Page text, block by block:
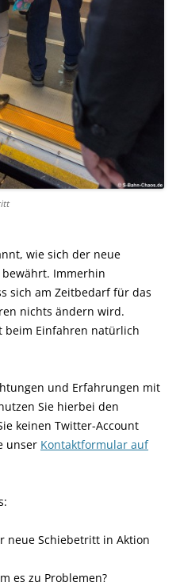
wie sich der neue
Immerhin
sich am Zeitbedarf für das
nichts ändern wird.
beim Einfahren natürlich
und Erfahrungen mit
Sie hierbei den
keinen Twitter-Account
unser Kontaktformular auf
neue Schiebetritt in Aktion
es zu Problemen?